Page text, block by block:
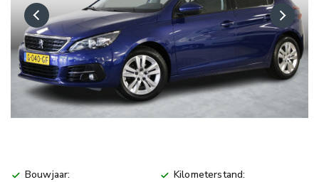
Bouwjaar: Kilometerstand: